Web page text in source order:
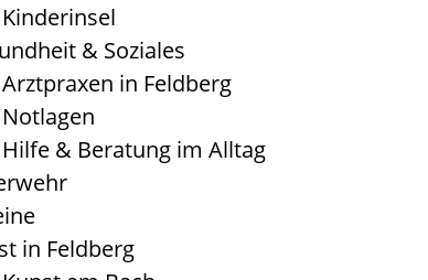
Kinderinsel
& Soziales
Arztpraxen in Feldberg
Notlagen
Hilfe & Beratung im Alltag
in Feldberg